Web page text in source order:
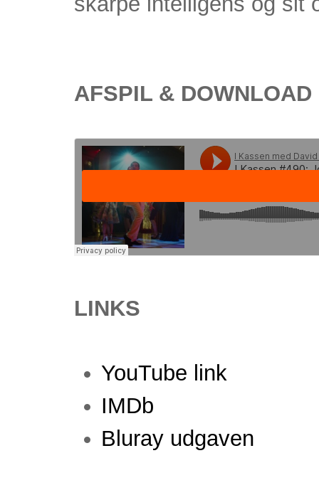
AFSPIL & DOWNLOAD
LINKS
YouTube link
IMDb
Bluray udgaven